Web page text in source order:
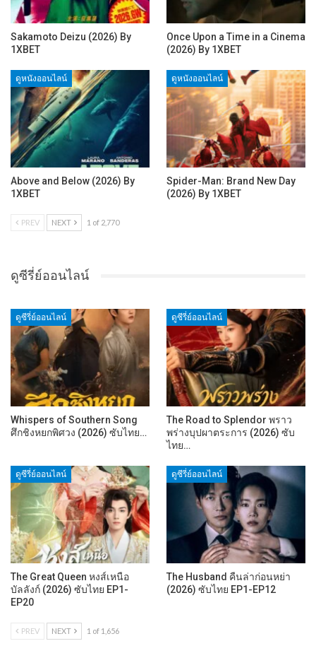
Sakamoto Deizu (2026) By
1XBET
Once Upon a Time in a Cinema
(2026) By 1XBET
ดูหนังออนไลน์
Above and Below (2026) By
1XBET
ดูหนังออนไลน์
Spider-Man: Brand New Day
(2026) By 1XBET
PREV NEXT 1 of 2,770
ดูซีรี่ย์ออนไลน์
ดูซีรี่ย์ออนไลน์
Whispers of Southern Song
ศึกชิงหยกพิศวง (2026) ซับไทย…
ดูซีรี่ย์ออนไลน์
The Road to Splendor พราว
พร่างบุปผาตระการ (2026) ซับ
ไทย…
ดูซีรี่ย์ออนไลน์
The Great Queen หงส์เหนือ
บัลลังก์ (2026) ซับไทย EP1-
EP20
ดูซีรี่ย์ออนไลน์
The Husband คืนล่าก่อนหย่า
(2026) ซับไทย EP1-EP12
PREV NEXT 1 of 1,656